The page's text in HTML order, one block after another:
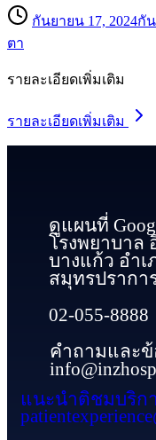
กันยายน 17, 2024กั
ตา
รายละเอียดเพิ่มเติม
รายละเอียดเพิ่มเติม
ดูแผนที่
โรงพยาบาล
บางแก้ว อำ
สมุทรปรากา
02-055-8888
คำถามและข้
แนะนำติชมบริกา